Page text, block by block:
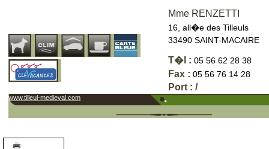
Mme RENZETTI
16, all�e des Tilleuls
33490 SAINT-MACAIRE
T�l :05 56 62 28 38
Fax :05 56 76 14 28
Port : /
www.tilleul-medieval.com